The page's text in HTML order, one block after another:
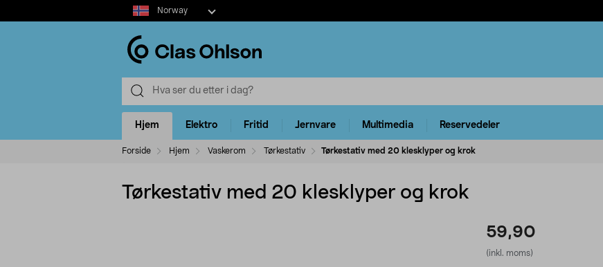
Select
market
Norway
Hjem Elektro Fritid Jernvare Multimedia Reservedeler
Forside Hjem Vaskerom Tørkestativ Tørkestativ med 20 klesklyper og krok
Tørkestativ med 20 klesklyper og krok
59,90
(inkl. moms)